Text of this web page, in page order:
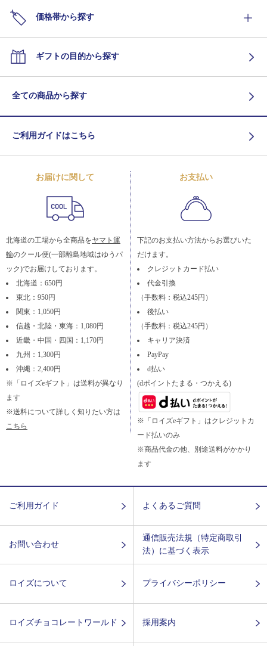
価格帯から探す
ギフトの目的から探す
全ての商品から探す
ご利用ガイドはこちら
お届けに関して
北海道の工場から全商品をヤマト運
輸のクール便(一部離島地域はゆうパ
ック)でお届けしております。
北海道：650円
東北：950円
関東：1,050円
信越・北陸・東海：1,080円
近畿・中国・四国：1,170円
九州：1,300円
沖縄：2,400円
※「ロイズeギフト」は送料が異なり
ます
※送料について詳しく知りたい方は
こちら
お支払い
下記のお支払い方法からお選びいた
だけます。
クレジットカード払い
代金引換
（手数料：税込245円）
後払い
（手数料：税込245円）
キャリア決済
PayPay
d払い
(dポイントたまる・つかえる)
※「ロイズeギフト」はクレジットカ
ード払いのみ
※商品代金の他、別途送料がかかり
ます
ご利用ガイド よくあるご質問
お問い合わせ
通信販売法規（特定商取引
法）に基づく表示
ロイズについて プライバシーポリシー
ロイズチョコレートワールド 採用案内